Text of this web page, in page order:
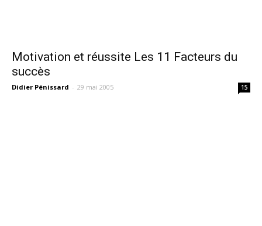
Motivation et réussite Les 11 Facteurs du
succès
Didier Pénissard - 29 mai 2005 15